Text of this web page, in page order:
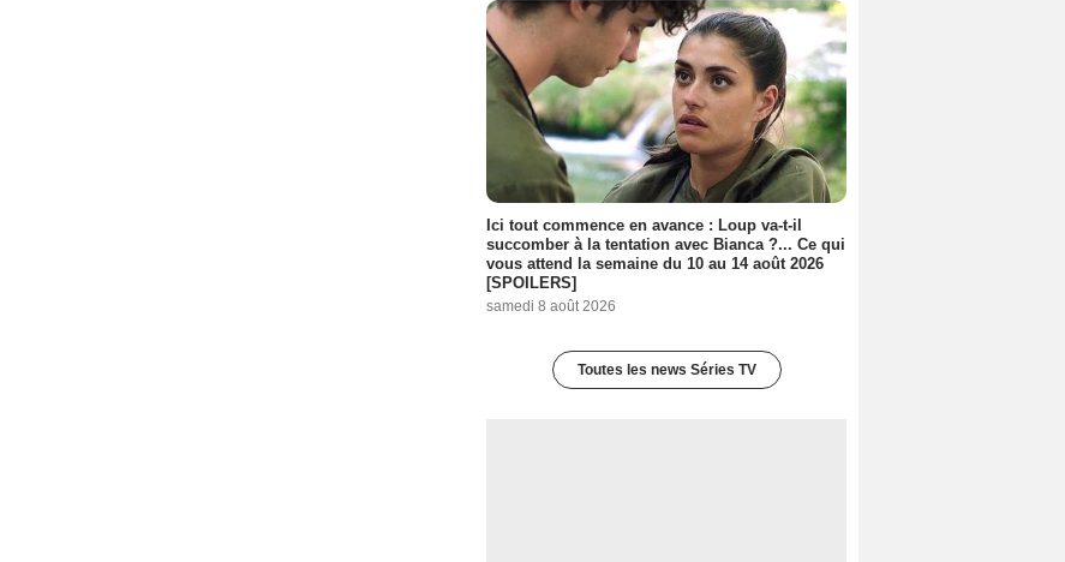
Ici tout commence en avance : Loup va-t-il
succomber à la tentation avec Bianca ?... Ce qui
vous attend la semaine du 10 au 14 août 2026
[SPOILERS]
samedi 8 août 2026
Toutes les news Séries TV